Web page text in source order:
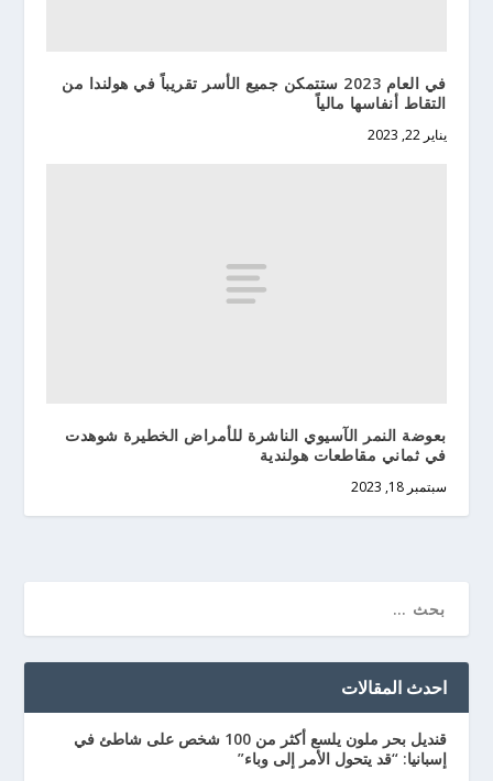
في العام 2023 ستتمكن جميع الأسر تقريباً في هولندا من
التقاط أنفاسها مالياً
يناير 22, 2023
بعوضة النمر الآسيوي الناشرة للأمراض الخطيرة شوهدت
في ثماني مقاطعات هولندية
سبتمبر 18, 2023
احدث المقالات
قنديل بحر ملون يلسع أكثر من 100 شخص على شاطئ في
إسبانيا: “قد يتحول الأمر إلى وباء”